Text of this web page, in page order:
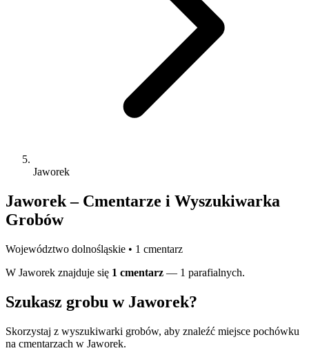
Jaworek
Jaworek – Cmentarze i Wyszukiwarka
Grobów
Województwo dolnośląskie • 1 cmentarz
W Jaworek znajduje się 1 cmentarz — 1 parafialnych.
Szukasz grobu w Jaworek?
Skorzystaj z wyszukiwarki grobów, aby znaleźć miejsce pochówku
na cmentarzach w Jaworek.